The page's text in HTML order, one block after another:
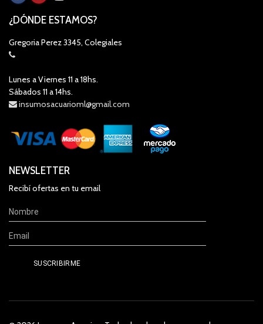
¿DÓNDE ESTAMOS?
Gregoria Perez 3345, Colegiales
Lunes a Viernes 11 a 18hs.
Sábados 11 a 14hs.
insumosacuarioml@gmail.com
NEWSLETTER
Recibí ofertas en tu email